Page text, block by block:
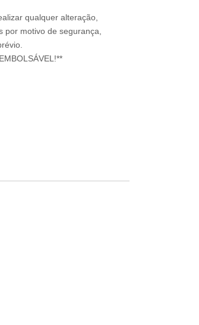
qualquer alteração,
motivo de segurança,
**EM CASO DE NO-SHOW PRODUTO NÃO REEMBOLSÁVEL!**